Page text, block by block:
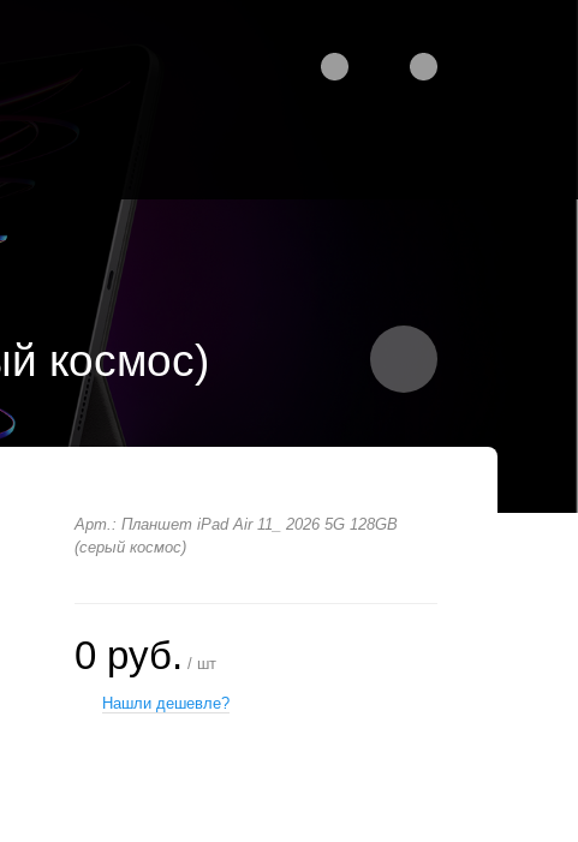
космос)
Арт.: Планшет iPad Air 11_ 2026 5G 128GB
(серый космос)
0 руб. / шт
Нашли дешевле?